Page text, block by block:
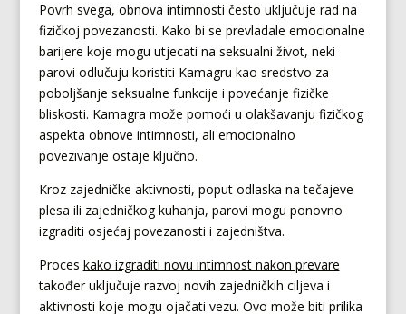
Povrh svega, obnova intimnosti često uključuje rad na
fizičkoj povezanosti. Kako bi se prevladale emocionalne
barijere koje mogu utjecati na seksualni život, neki
parovi odlučuju koristiti Kamagru kao sredstvo za
poboljšanje seksualne funkcije i povećanje fizičke
bliskosti. Kamagra može pomoći u olakšavanju fizičkog
aspekta obnove intimnosti, ali emocionalno
povezivanje ostaje ključno.
Kroz zajedničke aktivnosti, poput odlaska na tečajeve
plesa ili zajedničkog kuhanja, parovi mogu ponovno
izgraditi osjećaj povezanosti i zajedništva.
Proces kako izgraditi novu intimnost nakon prevare
također uključuje razvoj novih zajedničkih ciljeva i
aktivnosti koje mogu ojačati vezu. Ovo može biti prilika